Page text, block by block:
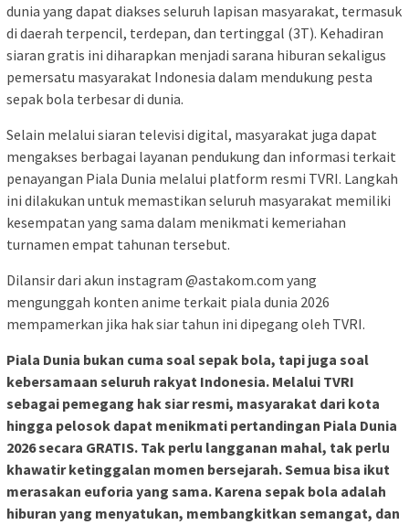
dunia yang dapat diakses seluruh lapisan masyarakat, termasuk
di daerah terpencil, terdepan, dan tertinggal (3T). Kehadiran
siaran gratis ini diharapkan menjadi sarana hiburan sekaligus
pemersatu masyarakat Indonesia dalam mendukung pesta
sepak bola terbesar di dunia.
Selain melalui siaran televisi digital, masyarakat juga dapat
mengakses berbagai layanan pendukung dan informasi terkait
penayangan Piala Dunia melalui platform resmi TVRI. Langkah
ini dilakukan untuk memastikan seluruh masyarakat memiliki
kesempatan yang sama dalam menikmati kemeriahan
turnamen empat tahunan tersebut.
Dilansir dari akun instagram @astakom.com yang
mengunggah konten anime terkait piala dunia 2026
mempamerkan jika hak siar tahun ini dipegang oleh TVRI.
Piala Dunia bukan cuma soal sepak bola, tapi juga soal
kebersamaan seluruh rakyat Indonesia. Melalui TVRI
sebagai pemegang hak siar resmi, masyarakat dari kota
hingga pelosok dapat menikmati pertandingan Piala Dunia
2026 secara GRATIS. Tak perlu langganan mahal, tak perlu
khawatir ketinggalan momen bersejarah. Semua bisa ikut
merasakan euforia yang sama. Karena sepak bola adalah
hiburan yang menyatukan, membangkitkan semangat, dan